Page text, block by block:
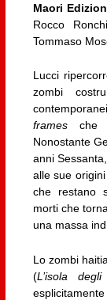
Maori
Rocco
Tommaso
Lucci
zombi
framesche
Nonostante
anni
alle sue
che restano
morti che
una massa
Lo zombi
(L’isola